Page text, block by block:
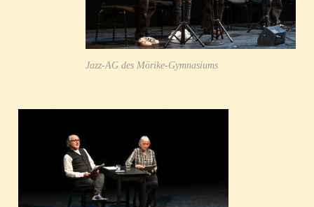
Jazz-AG des Mörike-Gymnasiums